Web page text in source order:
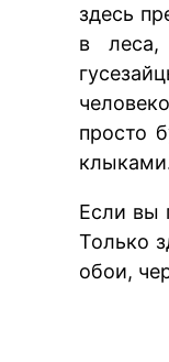
здесь
в леса,
просто
Если вы
Только
обои,